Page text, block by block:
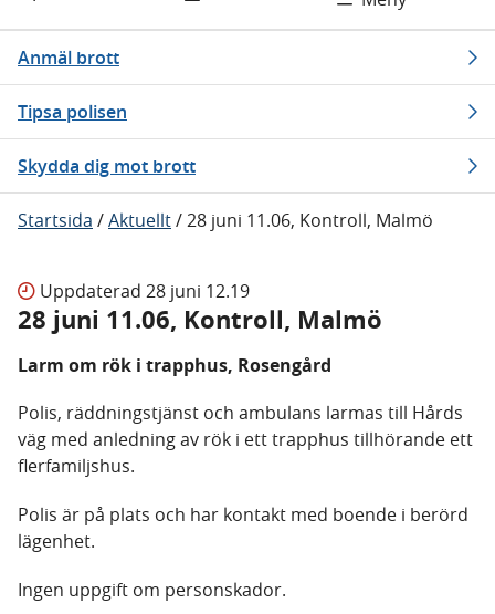
Anmäl brott
Tipsa polisen
Skydda dig mot brott
Startsida /Aktuellt/28 juni 11.06, Kontroll, Malmö
Uppdaterad 28 juni 12.19
28 juni 11.06, Kontroll, Malmö
Larm om rök i trapphus, Rosengård
Polis, räddningstjänst och ambulans larmas till Hårds
väg med anledning av rök i ett trapphus tillhörande ett
flerfamiljshus.
Polis är på plats och har kontakt med boende i berörd
lägenhet.
Ingen uppgift om personskador.